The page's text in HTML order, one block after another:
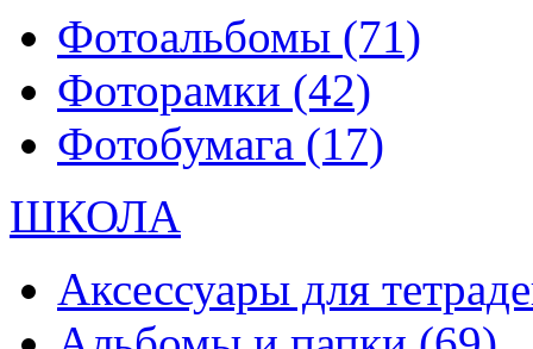
Фотоальбомы (71)
Фоторамки (42)
Фотобумага (17)
ШКОЛА
Аксессуары для